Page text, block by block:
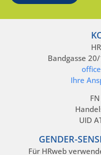
Bandgasse
Ihre
UID
GENDER-
Für HRweb